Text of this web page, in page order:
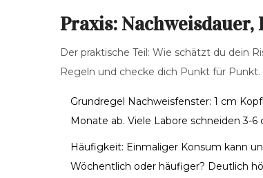
Praxis:
Der praktische Teil: Wie schätzt du dein
Regeln und checke dich Punkt für Punkt.
Grundregel Nachweisfenster: 1 cm
Monate ab. Viele Labore schneiden 3-
Häufigkeit: Einmaliger Konsum kann
Wöchentlich oder häufiger? Deutlich